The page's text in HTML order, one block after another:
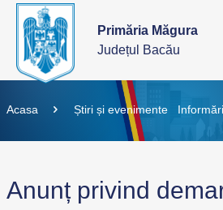
Primăria Măgura
Județul Bacău
Acasa Știri și evenimente Informări
Anunț privind